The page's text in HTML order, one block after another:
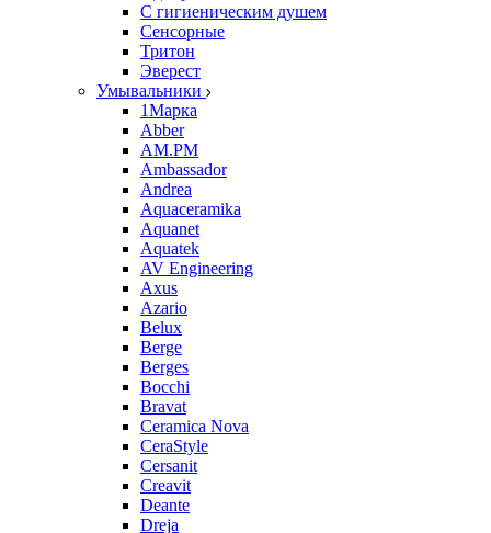
С гигиеническим душем
Сенсорные
Тритон
Эверест
Умывальники
1Марка
Abber
AM.PM
Ambassador
Andrea
Aquaceramika
Aquanet
Aquatek
AV Engineering
Axus
Azario
Belux
Berge
Berges
Bocchi
Bravat
Ceramica Nova
CeraStyle
Cersanit
Creavit
Deante
Dreja